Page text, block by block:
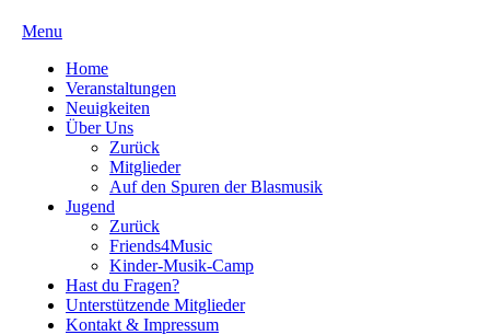
Menu
Home
Veranstaltungen
Neuigkeiten
Über Uns
Zurück
Mitglieder
Auf den Spuren der Blasmusik
Jugend
Zurück
Friends4Music
Kinder-Musik-Camp
Hast du Fragen?
Unterstützende Mitglieder
Kontakt & Impressum